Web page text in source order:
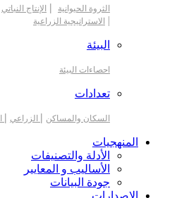
الثروة الحيوانية | الإنتاج النباتي
| الاستراتيجية الزراعية
البيئة
احصاءات البيئة
تعدادات
السكان والمساكن | الزراعي |
المنهجيات
الأدلة والتصنيفات
الأساليب و المعايير
جودة البيانات
الاصدارات